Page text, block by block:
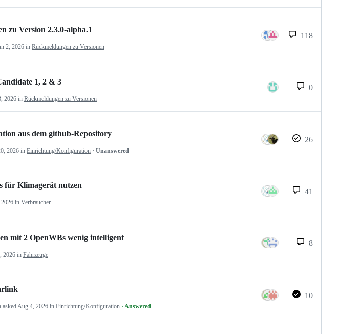
zu Version 2.3.0-alpha.1
2, 2026 in Rückmeldungen zu Versionen
118
1, 2 & 3
2026 in Rückmeldungen zu Versionen
0
aus dem github-Repository
2026 in Einrichtung/Konfiguration · Unanswered
26
für Klimagerät nutzen
in Verbraucher
41
mit 2 OpenWBs wenig intelligent
2026 in Fahrzeuge
8
askedAug 4, 2026 in Einrichtung/Konfiguration · Answered
10